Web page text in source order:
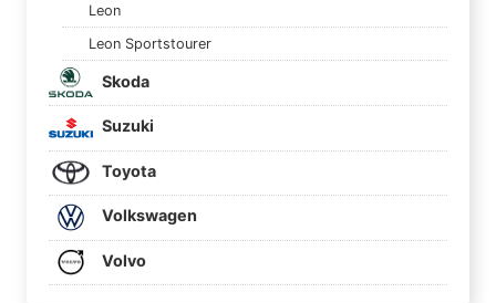
Leon
Leon Sportstourer
Skoda
Suzuki
Toyota
Volkswagen
Volvo